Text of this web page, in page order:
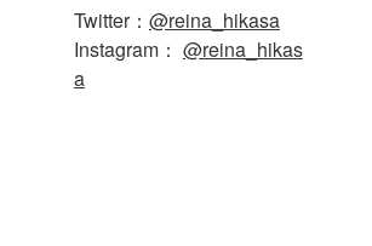
Twitter： @reina_hikasa
Instagram： @reina_hikas
a